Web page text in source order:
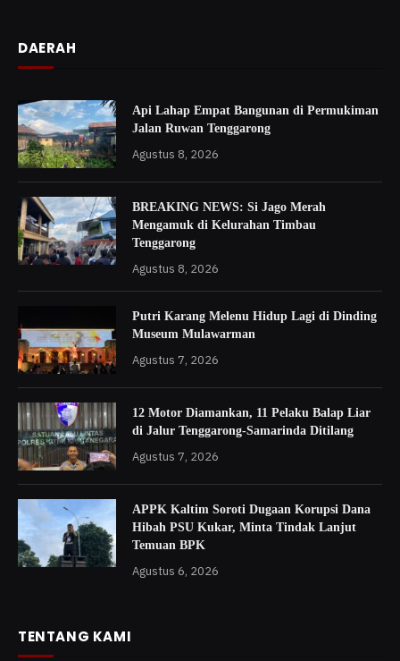
DAERAH
Api Lahap Empat Bangunan di Permukiman
Jalan Ruwan Tenggarong
Agustus 8, 2026
BREAKING NEWS: Si Jago Merah
Mengamuk di Kelurahan Timbau
Tenggarong
Agustus 8, 2026
Putri Karang Melenu Hidup Lagi di Dinding
Museum Mulawarman
Agustus 7, 2026
12 Motor Diamankan, 11 Pelaku Balap Liar
di Jalur Tenggarong-Samarinda Ditilang
Agustus 7, 2026
APPK Kaltim Soroti Dugaan Korupsi Dana
Hibah PSU Kukar, Minta Tindak Lanjut
Temuan BPK
Agustus 6, 2026
TENTANG KAMI